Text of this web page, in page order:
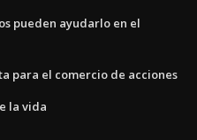
pueden ayudarlo en el
para el comercio de acciones
la vida